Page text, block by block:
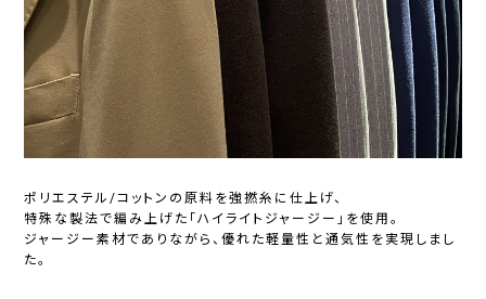
ポリエステル/コットンの原料を強撚糸に仕上げ、
特殊な製法で編み上げた「ハイライトジャージー」を使用。
ジャージー素材でありながら、優れた軽量性と通気性を実現しまし
た。